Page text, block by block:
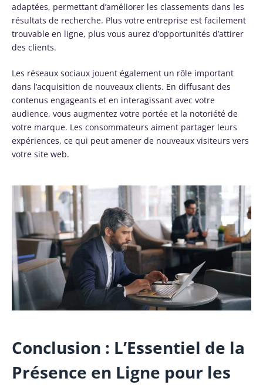
adaptées, permettant d’améliorer les classements dans les
résultats de recherche. Plus votre entreprise est facilement
trouvable en ligne, plus vous aurez d’opportunités d’attirer
des clients.
Les réseaux sociaux jouent également un rôle important
dans l’acquisition de nouveaux clients. En diffusant des
contenus engageants et en interagissant avec votre
audience, vous augmentez votre portée et la notoriété de
votre marque. Les consommateurs aiment partager leurs
expériences, ce qui peut amener de nouveaux visiteurs vers
votre site web.
Conclusion : L’Essentiel de la
Présence en Ligne pour les